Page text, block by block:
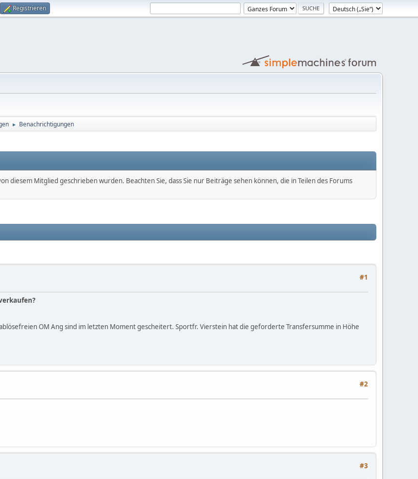
Registrieren
► Benachrichtigungen
diesem Mitglied geschrieben wurden. Beachten Sie, dass Sie nur Beiträge sehen können, die in Teilen des Forums
#1
OM Ang sind im letzten Moment gescheitert. Sportfr. Vierstein hat die geforderte Transfersumme in Höhe
#2
#3